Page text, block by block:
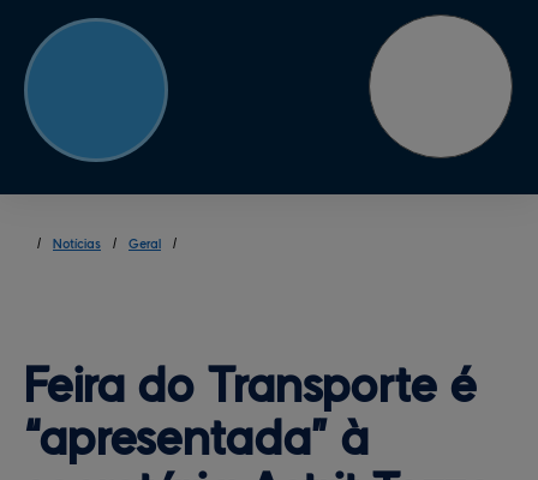
/ Notícias / Geral /
“apresentada” à